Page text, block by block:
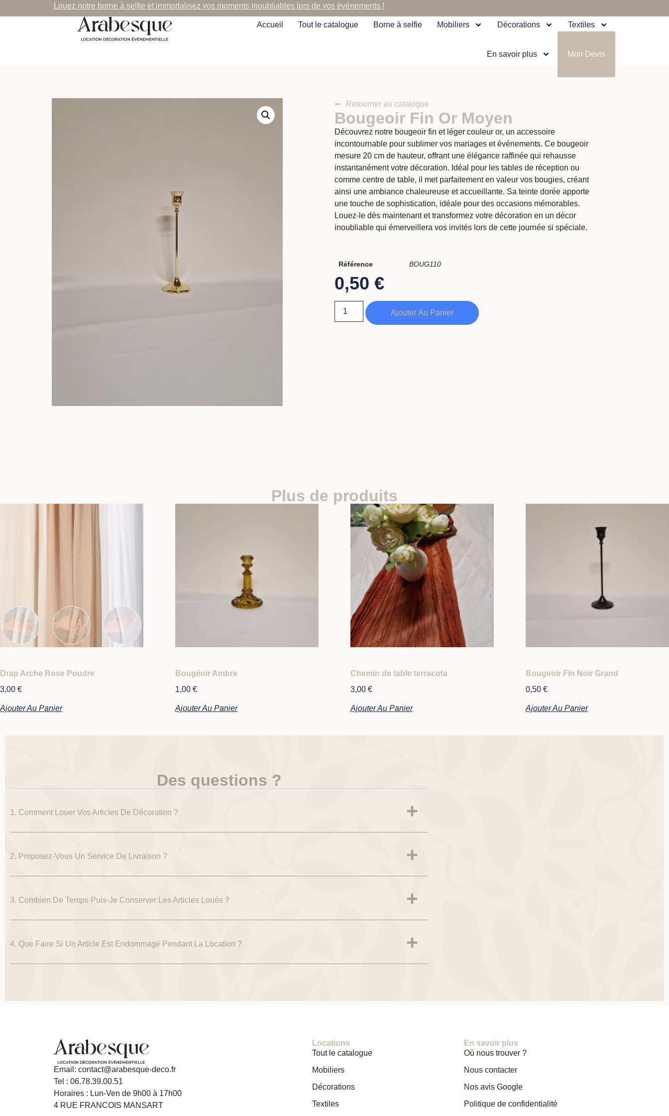
Louez notre borne à selfie et immortalisez vos moments inoubliables lors de vos événements !
Accueil Tout le catalogue Borne à selfie Mobiliers Décorations Textiles
En savoir plus Mon Devis
Retourner au catalogue
Bougeoir Fin Or Moyen
Découvrez notre bougeoir fin et léger couleur or, un accessoire
incontournable pour sublimer vos mariages et événements. Ce bougeoir
mesure 20 cm de hauteur, offrant une élégance raffinée qui rehausse
instantanément votre décoration. Idéal pour les tables de réception ou
comme centre de table, il met parfaitement en valeur vos bougies, créant
ainsi une ambiance chaleureuse et accueillante. Sa teinte dorée apporte
une touche de sophistication, idéale pour des occasions mémorables.
Louez-le dès maintenant et transformez votre décoration en un décor
inoubliable qui émerveillera vos invités lors de cette journée si spéciale.
Référence BOUG110
0,50 €
Ajouter Au Panier
Plus de produits
Drap Arche Rose Poudre
3,00 €
Ajouter Au Panier
Bougéoir Ambre
1,00 €
Ajouter Au Panier
Chemin de table terracota
3,00 €
Ajouter Au Panier
Bougeoir Fin Noir Grand
0,50 €
Ajouter Au Panier
Des questions ?
1. Comment Louer Vos Articles De Décoration ?
2. Proposez-Vous Un Service De Livraison ?
3. Combien De Temps Puis-Je Conserver Les Articles Loués ?
4. Que Faire Si Un Article Est Endommagé Pendant La Location ?
Email: contact@arabesque-deco.fr
Tel : 06.78.39.00.51
Horaires : Lun-Ven de 9h00 à 17h00
4 RUE FRANCOIS MANSART
Locations
Tout le catalogue
Mobiliers
Décorations
Textiles
En savoir plus
Où nous trouver ?
Nous contacter
Nos avis Google
Politique de confidentialité